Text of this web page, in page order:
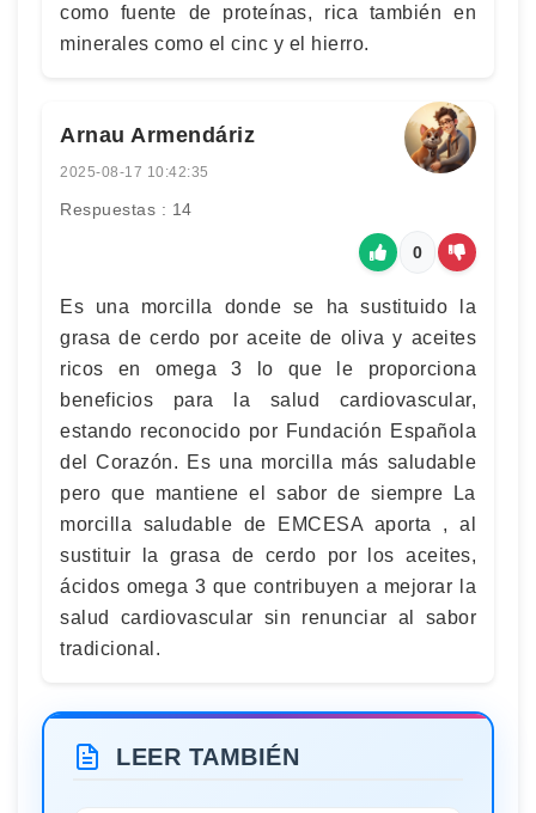
como fuente de proteínas, rica también en
minerales como el cinc y el hierro.
Arnau Armendáriz
2025-08-17 10:42:35
Respuestas : 14
0
Es una morcilla donde se ha sustituido la
grasa de cerdo por aceite de oliva y aceites
ricos en omega 3 lo que le proporciona
beneficios para la salud cardiovascular,
estando reconocido por Fundación Española
del Corazón. Es una morcilla más saludable
pero que mantiene el sabor de siempre La
morcilla saludable de EMCESA aporta , al
sustituir la grasa de cerdo por los aceites,
ácidos omega 3 que contribuyen a mejorar la
salud cardiovascular sin renunciar al sabor
tradicional.
LEER TAMBIÉN